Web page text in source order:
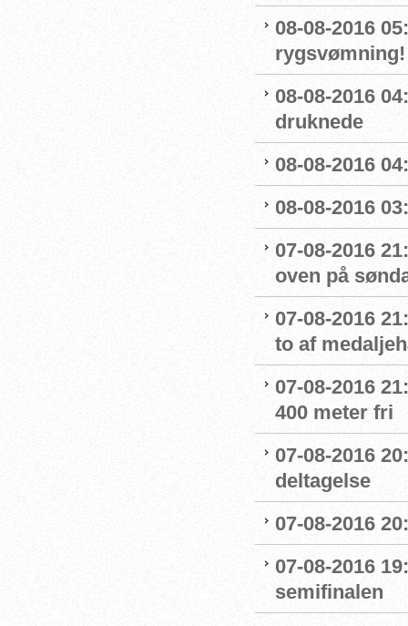
08-08-2016
rygsvømning!
08-08-2016
druknede
08-08-2016
08-08-2016
07-08-2016
oven på
07-08-2016
to af
07-08-2016
400 meter fri
07-08-2016
deltagelse
07-08-2016
07-08-2016
semifinalen